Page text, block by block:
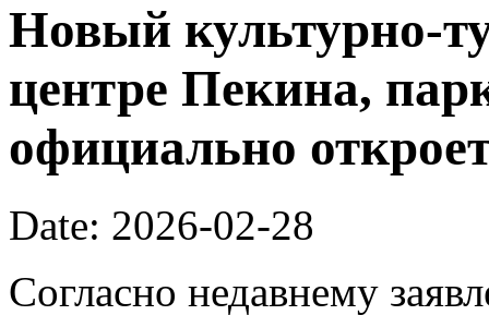
Новый культурно-
центре Пекина,
официально
Date: 2026-02-28
Согласно недавнему